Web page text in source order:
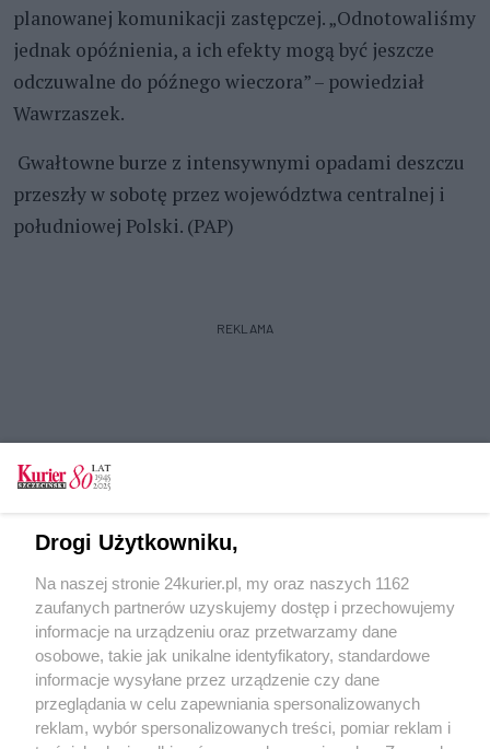
planowanej komunikacji zastępczej. „Odnotowaliśmy
jednak opóźnienia, a ich efekty mogą być jeszcze
odczuwalne do późnego wieczora” – powiedział
Wawrzaszek.
Gwałtowne burze z intensywnymi opadami deszczu
przeszły w sobotę przez województwa centralnej i
południowej Polski. (PAP)
REKLAMA
Tylko zalogowani użytkownicy mają możliwość
Zaloguj sięZarejestruj
POGODA
Drogi Użytkowniku,
Na naszej stronie 24kurier.pl, my oraz naszych 1162
zaufanych partnerów uzyskujemy dostęp i przechowujemy
informacje na urządzeniu oraz przetwarzamy dane
osobowe, takie jak unikalne identyfikatory, standardowe
informacje wysyłane przez urządzenie czy dane
przeglądania w celu zapewniania spersonalizowanych
reklam, wybór spersonalizowanych treści, pomiar reklam i